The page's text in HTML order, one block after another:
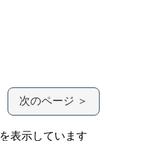
次のページ ＞
表示しています